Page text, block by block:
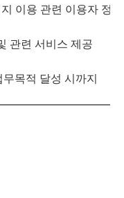
이용 관련 이용자 정보
관련 서비스 제공
목적 달성 시까지